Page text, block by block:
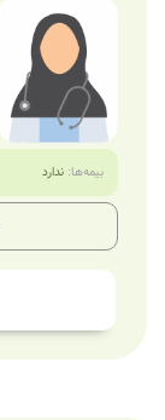
بیمه‌ها: ندارد